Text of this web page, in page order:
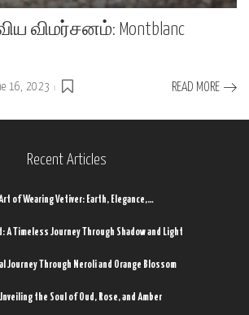
விமர்சனம்: Montblanc
16, 2023 READ MORE
Recent Articles
of Wearing Vetiver: Earth, Elegance,…
A Timeless Journey Through Shadow and Light
Journey Through Neroli and Orange Blossom
the Soul of Oud, Rose, and Amber